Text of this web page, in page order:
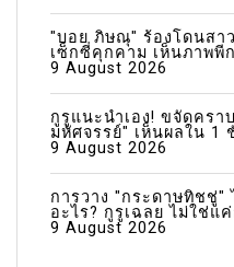
"บอย ภิษณุ" ร้องโดนสา
เซ็กซี่คุกคาม เห็นภาพพี
9 August 2026
กูรูแนะนำเอง! ขจัดครา
มหัศจรรย์" เห็นผลใน 1
9 August 2026
การวาง "กระดาษทิชชู่"
อะไร? กูรูเฉลย ไม่ใช่แ
9 August 2026